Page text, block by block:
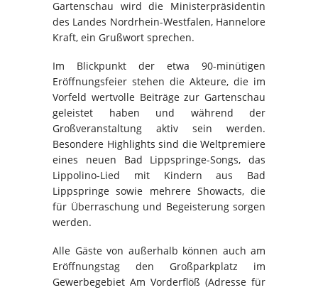
Gartenschau wird die Ministerpräsidentin
des Landes Nordrhein-Westfalen, Hannelore
Kraft, ein Grußwort sprechen.
Im Blickpunkt der etwa 90-minütigen
Eröffnungsfeier stehen die Akteure, die im
Vorfeld wertvolle Beiträge zur Gartenschau
geleistet haben und während der
Großveranstaltung aktiv sein werden.
Besondere Highlights sind die Weltpremiere
eines neuen Bad Lippspringe-Songs, das
Lippolino-Lied mit Kindern aus Bad
Lippspringe sowie mehrere Showacts, die
für Überraschung und Begeisterung sorgen
werden.
Alle Gäste von außerhalb können auch am
Eröffnungstag den Großparkplatz im
Gewerbegebiet Am Vorderflöß (Adresse für